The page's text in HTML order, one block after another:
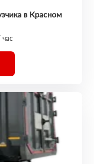
в Красном